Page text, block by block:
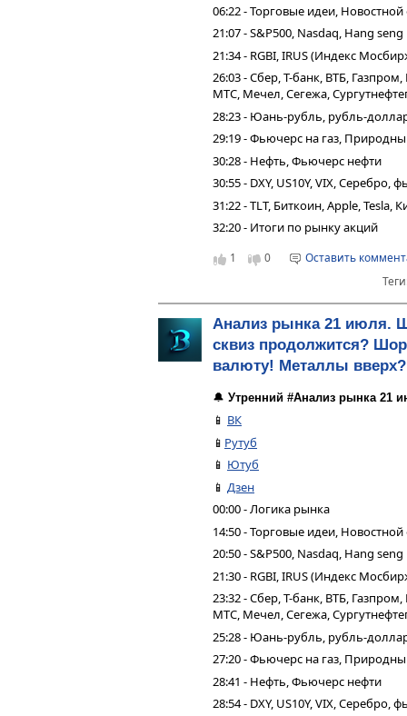
06:22 - Торговые идеи,
21:07 - S&P500, Nasdaq, Hang seng
21:34 - RGBI, IRUS (Индекс
26:03 - Сбер, Т-банк, ВТБ,
МТС, Мечел, Сегежа,
28:23 - Юань-рубль, рубль-
29:19 - Фьючерс на газ,
30:28 - Нефть, Фьючерс нефти
30:55 - DXY, US10Y, VIX,
31:22 - TLT, Биткоин, Apple, Tesla,
32:20 - Итоги по рынку акций
1 0
Оставить
Анализ рынка 21 июля.
сквиз продолжится?
валюту! Металлы вверх?
🔔 Утренний #Анализ рынка 21
📱 ВК
📱 Рутуб
📱 Ютуб
📱 Дзен
00:00 - Логика рынка
14:50 - Торговые идеи,
20:50 - S&P500, Nasdaq, Hang seng
21:30 - RGBI, IRUS (Индекс
23:32 - Сбер, Т-банк, ВТБ,
МТС, Мечел, Сегежа,
25:28 - Юань-рубль, рубль-
27:20 - Фьючерс на газ,
28:41 - Нефть, Фьючерс нефти
28:54 - DXY, US10Y, VIX,